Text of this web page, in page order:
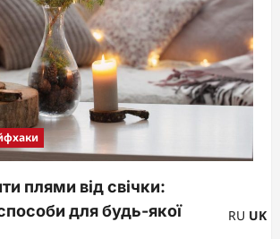
плями від свічки:
для будь-якої
RU UK